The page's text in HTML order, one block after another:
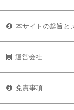
本サイトの趣旨と
運営会社
免責事項